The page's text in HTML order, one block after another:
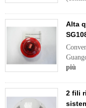
Alta
più
2 fili